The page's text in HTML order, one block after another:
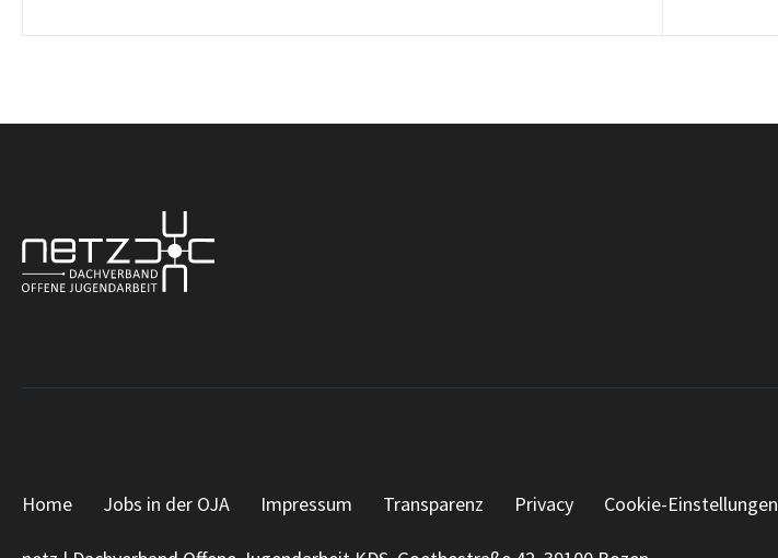
Home Jobs in der OJA Impressum Transparenz Privacy Cookie-Einstellungen